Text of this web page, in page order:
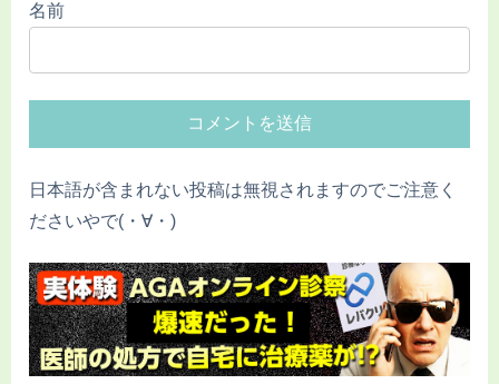
名前
日本語が含まれない投稿は無視されますのでご注意く
ださいやで(・∀・)